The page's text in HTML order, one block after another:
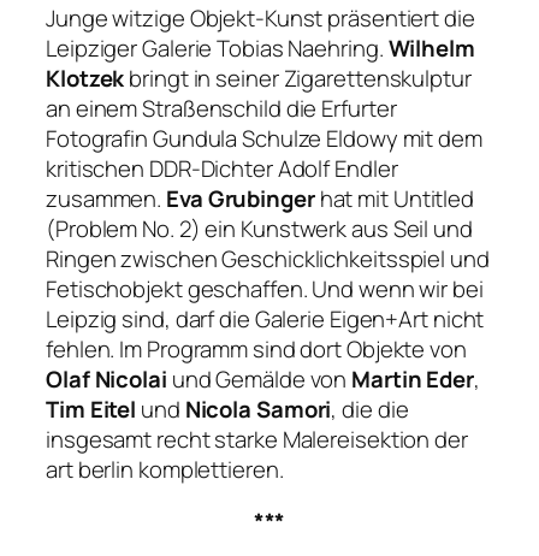
Junge witzige Objekt-Kunst präsentiert die
Leipziger Galerie Tobias Naehring.Wilhelm
Klotzekbringt in seiner Zigarettenskulptur
an einem Straßenschild die Erfurter
Fotografin Gundula Schulze Eldowy mit dem
kritischen DDR-Dichter Adolf Endler
zusammen. Eva Grubingerhat mitUntitled
(Problem No. 2)ein Kunstwerk aus Seil und
Ringen zwischen Geschicklichkeitsspiel und
Fetischobjekt geschaffen. Und wenn wir bei
Leipzig sind, darf die Galerie Eigen+Art nicht
fehlen. Im Programm sind dort Objekte von
Olaf Nicolai und Gemälde von Martin Eder,
Tim Eitel und Nicola Samori, die die
insgesamt recht starke Malereisektion der
art berlin komplettieren.
***